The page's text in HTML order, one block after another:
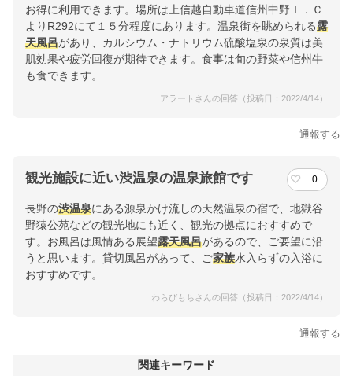
お得に利用できます。場所は上信越自動車道信州中野Ｉ．Ｃ
よりR292にて１５分程度にあります。温泉街を眺められる露
天風呂があり、カルシウム・ナトリウム硫酸塩泉の泉質は美
肌効果や疲労回復が期待できます。食事は旬の野菜や信州牛
も食できます。
アラートさんの回答（投稿日：2022/4/14）
通報する
観光施設に近い渋温泉の温泉旅館です 0
長野の渋温泉にある源泉かけ流しの天然温泉の宿で、地獄谷
野猿公苑などの観光地にも近く、観光の拠点におすすめで
す。お風呂は風情ある展望露天風呂があるので、ご要望に沿
うと思います。貸切風呂があって、ご家族水入らずの入浴に
おすすめです。
わらびもちさんの回答（投稿日：2022/4/14）
通報する
関連キーワード